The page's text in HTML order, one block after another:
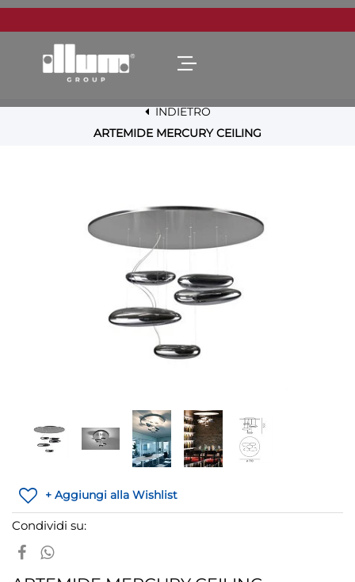
Open menu
INDIETRO
ARTEMIDE MERCURY CEILING
+ Aggiungi alla Wishlist
Condividi su: